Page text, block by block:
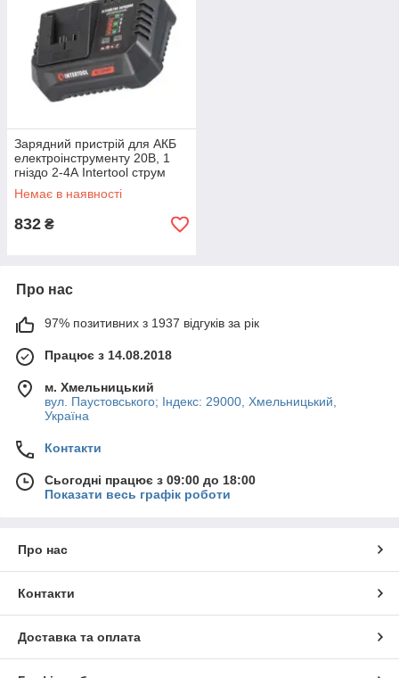
Зарядний пристрій для АКБ
електроінструменту 20В, 1
гніздо 2-4А Intertool струм
заряду 4А (швидке) Storm
Немає в наявності
832 ₴
Про нас
97% позитивних з 1937 відгуків за рік
Працює з 14.08.2018
м. Хмельницький
вул. Паустовського; Індекс: 29000, Хмельницький,
Україна
Контакти
Сьогодні працює з 09:00 до 18:00
Показати весь графік роботи
Про нас
Контакти
Доставка та оплата